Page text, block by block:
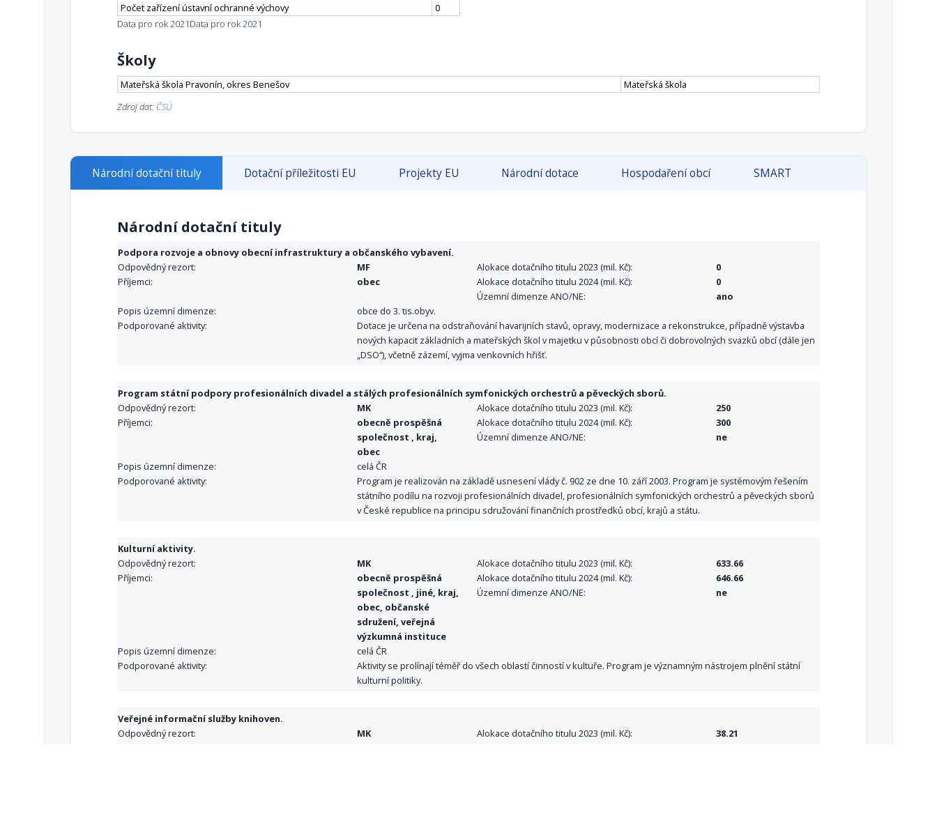
Počet zařízení ústavní ochranné výchovy
0
Data pro rok 2021Data pro rok 2021
Školy
Mateřská škola Pravonín, okres Benešov
Mateřská škola
Zdroj dat: ČSÚ
Národní dotační tituly Dotační příležitosti EU Projekty EU Národní dotace Hospodaření obcí SMART
Národní dotační tituly
Podpora rozvoje a obnovy obecní infrastruktury a občanského vybavení.
Odpovědný rezort:
MF
Příjemci:
obec
Alokace dotačního titulu 2023 (mil. Kč):
0
Alokace dotačního titulu 2024 (mil. Kč):
0
Územní dimenze ANO/NE:
ano
Popis územní dimenze:
obce do 3. tis.obyv.
Podporované aktivity:
Dotace je určena na odstraňování havarijních stavů, opravy, modernizace a rekonstrukce, případně výstavba
nových kapacit základních a mateřských škol v majetku v působnosti obcí či dobrovolných svazků obcí (dále jen
„DSO“), včetně zázemí, vyjma venkovních hřišť.
Program státní podpory profesionálních divadel a stálých profesionálních symfonických orchestrů a pěveckých sborů.
Odpovědný rezort:
MK
Příjemci:
obecně prospěšná
společnost , kraj,
obec
Alokace dotačního titulu 2023 (mil. Kč):
250
Alokace dotačního titulu 2024 (mil. Kč):
300
Územní dimenze ANO/NE:
ne
Popis územní dimenze:
celá ČR
Podporované aktivity:
Program je realizován na základě usnesení vlády č. 902 ze dne 10. září 2003. Program je systémovým řešením
státního podílu na rozvoji profesionálních divadel, profesionálních symfonických orchestrů a pěveckých sborů
v České republice na principu sdružování finančních prostředků obcí, krajů a státu.
Kulturní aktivity.
Odpovědný rezort:
MK
Příjemci:
obecně prospěšná
společnost , jiné, kraj,
obec, občanské
sdružení, veřejná
výzkumná instituce
Alokace dotačního titulu 2023 (mil. Kč):
633.66
Alokace dotačního titulu 2024 (mil. Kč):
646.66
Územní dimenze ANO/NE:
ne
Popis územní dimenze:
celá ČR
Podporované aktivity:
Aktivity se prolínají téměř do všech oblastí činností v kultuře. Program je významným nástrojem plnění státní
kulturní politiky.
Veřejné informační služby knihoven.
Odpovědný rezort:
MK
Alokace dotačního titulu 2023 (mil. Kč):
38.21